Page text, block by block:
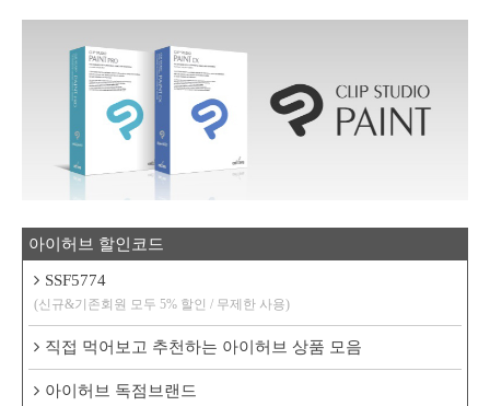
아이허브 할인코드
SSF5774
(신규&기존회원 모두 5% 할인 / 무제한 사용)
직접 먹어보고 추천하는 아이허브 상품 모음
아이허브 독점브랜드